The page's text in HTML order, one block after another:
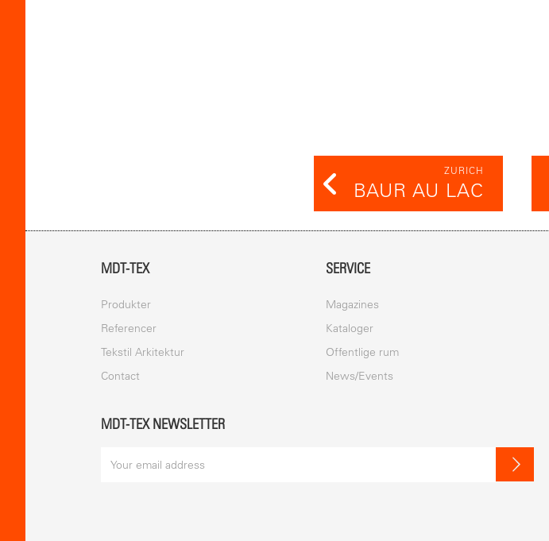
ZURICH
BAUR AU LAC
MDT-TEX
Produkter
Referencer
Tekstil Arkitektur
Contact
SERVICE
Magazines
Kataloger
Offentlige rum
News/Events
MDT-TEX NEWSLETTER